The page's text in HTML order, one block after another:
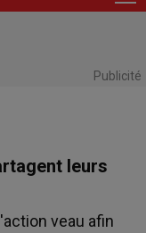
Publicité
leurs
veau afin